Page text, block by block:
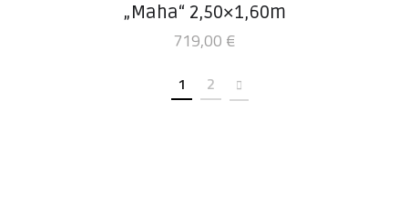
„Maha“ 2,50×1,60m
719,00 €
1 2